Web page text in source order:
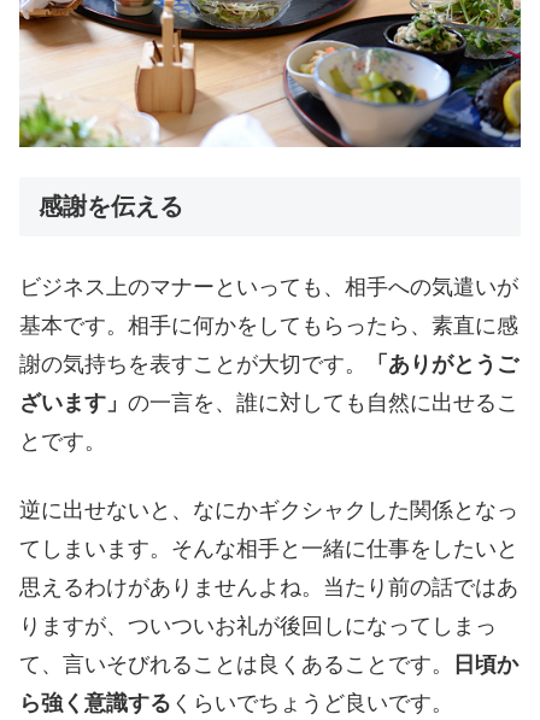
感謝を伝える
ビジネス上のマナーといっても、相手への気遣いが
基本です。相手に何かをしてもらったら、素直に感
謝の気持ちを表すことが大切です。
「ありがとうご
ざいます」 の一言を、誰に対しても自然に出せるこ
とです。
逆に出せないと、なにかギクシャクした関係となっ
てしまいます。そんな相手と一緒に仕事をしたいと
思えるわけがありませんよね。当たり前の話ではあ
りますが、ついついお礼が後回しになってしまっ
て、言いそびれることは良くあることです。
日頃か
ら強く意識する くらいでちょうど良いです。